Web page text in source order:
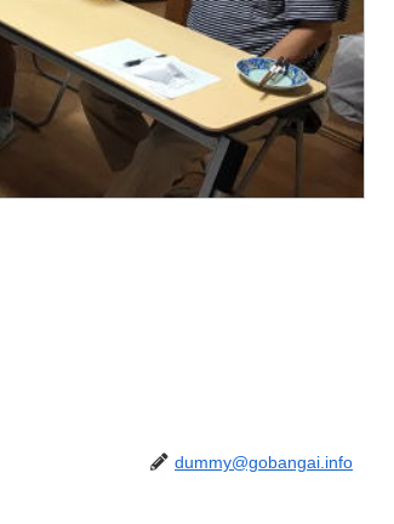
dummy@gobangai.info